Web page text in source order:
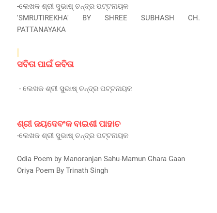
-ଲେଖକ ଶ୍ରୀ ସୁଭାଷ୍ ଚନ୍ଦ୍ର ପଟ୍ଟନାୟକ
'SMRUTIREKHA' BY SHREE SUBHASH CH.
PATTANAYAKA
ସବିତା ପାଇଁ କବିତା
- ଲେଖକ ଶ୍ରୀ ସୁଭାଷ୍ ଚନ୍ଦ୍ର ପଟ୍ଟନାୟକ
ଶ୍ରୀଜୟଦେବଂକବାଇଶୀ ପାହାଚ
-ଲେଖକ ଶ୍ରୀ ସୁଭାଷ୍ ଚନ୍ଦ୍ର ପଟ୍ଟନାୟକ
Odia Poem by Manoranjan Sahu-Mamun Ghara Gaan
Oriya Poem By Trinath Singh